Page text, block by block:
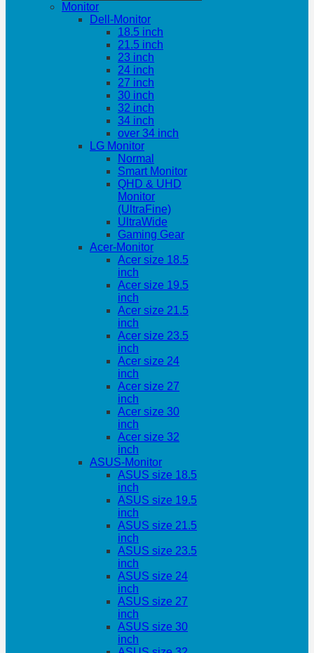
Monitor
Dell-Monitor
18.5 inch
21.5 inch
23 inch
24 inch
27 inch
30 inch
32 inch
34 inch
over 34 inch
LG Monitor
Normal
Smart Monitor
QHD & UHD
Monitor
(UltraFine)
UltraWide
Gaming Gear
Acer-Monitor
Acer size 18.5
inch
Acer size 19.5
inch
Acer size 21.5
inch
Acer size 23.5
inch
Acer size 24
inch
Acer size 27
inch
Acer size 30
inch
Acer size 32
inch
ASUS-Monitor
ASUS size 18.5
inch
ASUS size 19.5
inch
ASUS size 21.5
inch
ASUS size 23.5
inch
ASUS size 24
inch
ASUS size 27
inch
ASUS size 30
inch